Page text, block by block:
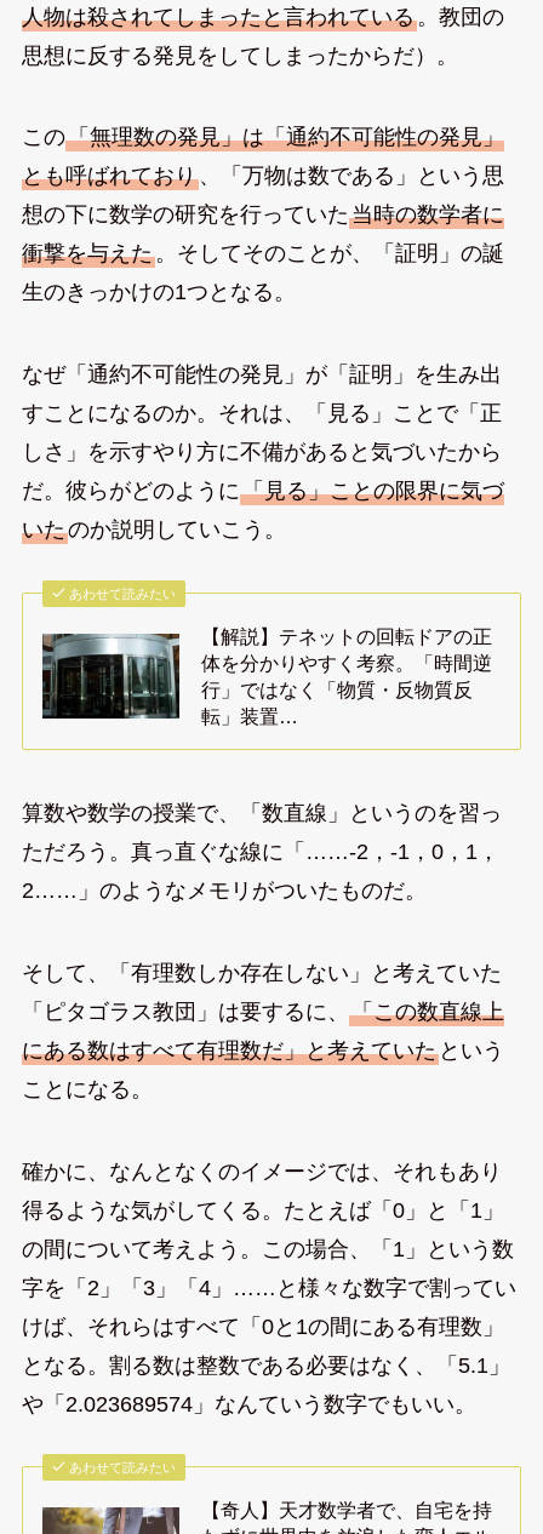
人物は殺されてしまったと言われている。教団の
思想に反する発見をしてしまったからだ）。
この「無理数の発見」は「通約不可能性の発見」
とも呼ばれており、「万物は数である」という思
想の下に数学の研究を行っていた当時の数学者に
衝撃を与えた。そしてそのことが、「証明」の誕
生のきっかけの1つとなる。
なぜ「通約不可能性の発見」が「証明」を生み出
すことになるのか。それは、「見る」ことで「正
しさ」を示すやり方に不備があると気づいたから
だ。彼らがどのように「見る」ことの限界に気づ
いたのか説明していこう。
あわせて読みたい
【解説】テネットの回転ドアの正
体を分かりやすく考察。「時間逆
行」ではなく「物質・反物質反
転」装置…
算数や数学の授業で、「数直線」というのを習っ
ただろう。真っ直ぐな線に「……-2，-1，0，1，
2……」のようなメモリがついたものだ。
そして、「有理数しか存在しない」と考えていた
「ピタゴラス教団」は要するに、 「この数直線上
にある数はすべて有理数だ」と考えていたという
ことになる。
確かに、なんとなくのイメージでは、それもあり
得るような気がしてくる。たとえば「0」と「1」
の間について考えよう。この場合、「1」という数
字を「2」「3」「4」……と様々な数字で割ってい
けば、それらはすべて「0と1の間にある有理数」
となる。割る数は整数である必要はなく、「5.1」
や「2.023689574」なんていう数字でもいい。
あわせて読みたい
【奇人】天才数学者で、自宅を持